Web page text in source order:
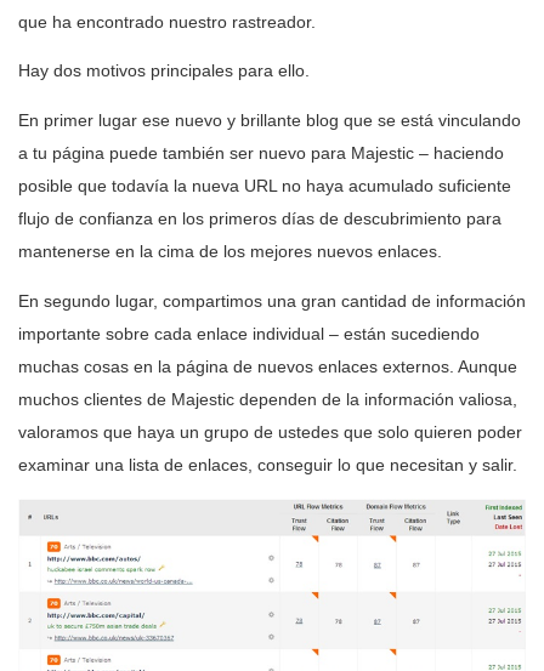
que ha encontrado nuestro rastreador.
Hay dos motivos principales para ello.
En primer lugar ese nuevo y brillante blog que se está vinculando
a tu página puede también ser nuevo para Majestic – haciendo
posible que todavía la nueva URL no haya acumulado suficiente
flujo de confianza en los primeros días de descubrimiento para
mantenerse en la cima de los mejores nuevos enlaces.
En segundo lugar, compartimos una gran cantidad de información
importante sobre cada enlace individual – están sucediendo
muchas cosas en la página de nuevos enlaces externos. Aunque
muchos clientes de Majestic dependen de la información valiosa,
valoramos que haya un grupo de ustedes que solo quieren poder
examinar una lista de enlaces, conseguir lo que necesitan y salir.